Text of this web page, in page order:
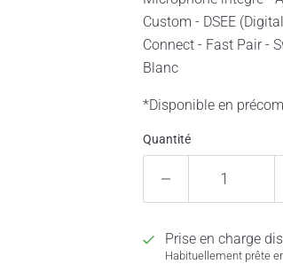
Custom - DSEE
Connect - Fast Pair -
Blanc
*Disponible en
Quantité
Prise en charge
Habituellement prête